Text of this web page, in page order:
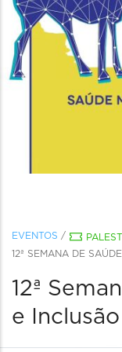
EVENTOS /
12ª SEMANA DE
12ª
e Inclusão